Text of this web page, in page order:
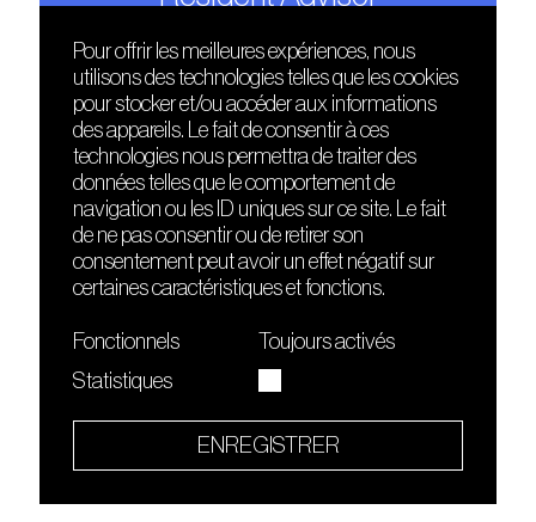
DÉCOUVRIR
Le lieu
Contact
Presse
Cours de DJing
TMLAB
FRIENDS
Nuits sonores
HEAT
Hôtel71
La Gaîté Lyrique
Le Sucre fait partie de
Quartier culturel et créatif
Pour offrir les meilleures expériences, nous
utilisons des technologies telles que les cookies
pour stocker et/ou accéder aux informations
des appareils. Le fait de consentir à ces
technologies nous permettra de traiter des
données telles que le comportement de
navigation ou les ID uniques sur ce site. Le fait
de ne pas consentir ou de retirer son
consentement peut avoir un effet négatif sur
certaines caractéristiques et fonctions.
Fonctionnels
Toujours activés
Statistiques
ENREGISTRER